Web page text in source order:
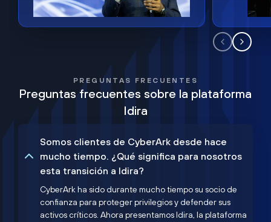
PREGUNTAS FRECUENTES
Preguntas frecuentes sobre la plataforma
Idira
Somos clientes de CyberArk desde hace
mucho tiempo. ¿Qué significa para nosotros
esta transición a Idira?
CyberArk ha sido durante mucho tiempo su socio de
confianza para proteger privilegios y defender sus
activos críticos. Ahora presentamos Idira, la plataforma